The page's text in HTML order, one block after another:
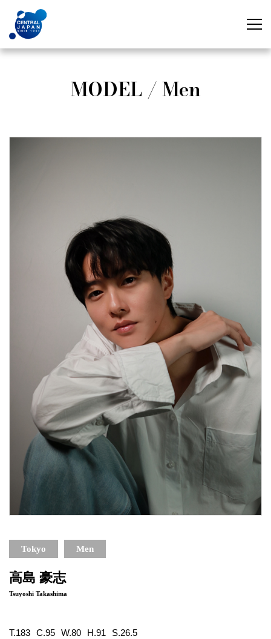
MODEL / Men
Tokyo Men
高島 豪志
Tsuyoshi Takashima
T.183 C.95 W.80 H.91 S.26.5